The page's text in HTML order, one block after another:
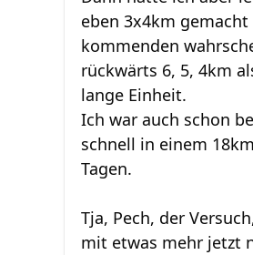
eben 3x4km
kommenden
rückwärts 6, 5, 4km
lange Einheit.
Ich war auch schon
schnell in einem
Tagen.
Tja, Pech, der
mit etwas mehr jetzt